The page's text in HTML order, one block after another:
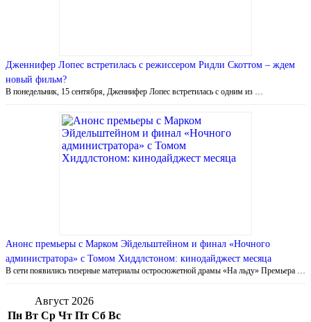
Дженнифер Лопес встретилась с режиссером Ридли Скоттом – ждем
новый фильм?
В понедельник, 15 сентября, Дженнифер Лопес встретилась с одним из …
Анонс премьеры с Марком Эйдельштейном и финал «Ночного
администратора» с Томом Хиддлстоном: кинодайджест месяца
В сети появились тизерные материалы остросюжетной драмы «На льду» Премьера …
Август 2026
Пн Вт Ср Чт Пт Сб Вс